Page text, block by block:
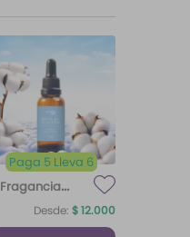
Paga 5 Lleva 6
Fragancia
para difusor
Brisa deDesde: $12.000